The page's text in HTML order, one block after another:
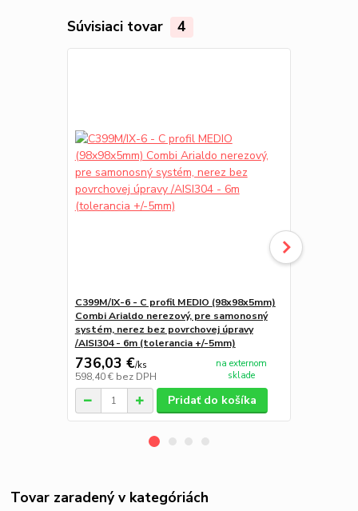
Súvisiaci tovar 4
C399M/IX-6 - C profil MEDIO (98x98x5mm)
Combi Arialdo nerezový, pre samonosný
systém, nerez bez povrchovej úpravy
/AISI304 - 6m (tolerancia +/-5mm)
736,03 €/ks
598,40 € bez DPH
na externom
sklade
Pridať do košíka
Tovar zaradený v kategóriách